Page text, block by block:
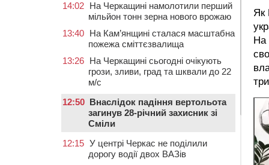
Як
На
14:02 На Черкащині намолотили перший
мільйон тонн зерна нового врожаю
13:40 На Кам’янщині сталася масштабна
пожежа сміттєзвалища
13:26 На Черкащині сьогодні очікують
грози, зливи, град та шквали до 22
м/с
12:50 Внаслідок падіння вертольота
загинув 28-річний захисник зі
Сміли
12:15 У центрі Черкас не поділили
дорогу водії двох ВАЗів